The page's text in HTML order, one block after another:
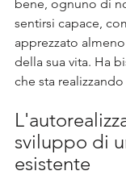
bene, ognuno di
sentirsi capace,
apprezzato
della sua vita. Ha
che sta realizzando
sviluppo di
esistente